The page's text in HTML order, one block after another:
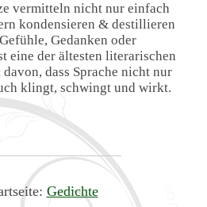
vermitteln nicht nur einfach
kondensieren & destillieren
Gedanken oder
eine der ältesten literarischen
dass Sprache nicht nur
klingt, schwingt und wirkt.
Gedichte